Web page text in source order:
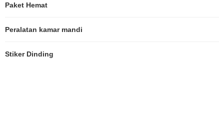
Paket Hemat
Peralatan kamar mandi
Stiker Dinding